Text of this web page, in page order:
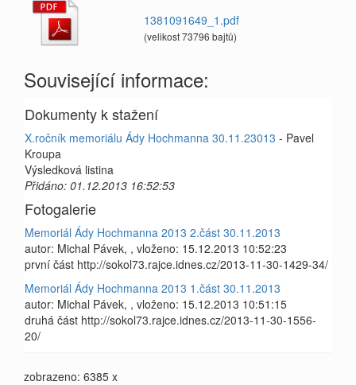
1381091649_1.pdf
(velikost 73796 bajtů)
Související informace:
Dokumenty k stažení
X.ročník memoriálu Ády Hochmanna 30.11.23013 - Pavel
Kroupa
Výsledková listina
Přidáno: 01.12.2013 16:52:53
Fotogalerie
Memoriál Ády Hochmanna 2013 2.část 30.11.2013
autor: Michal Pávek, , vloženo: 15.12.2013 10:52:23
první část http://sokol73.rajce.idnes.cz/2013-11-30-1429-34/
Memoriál Ády Hochmanna 2013 1.část 30.11.2013
autor: Michal Pávek, , vloženo: 15.12.2013 10:51:15
druhá část http://sokol73.rajce.idnes.cz/2013-11-30-1556-
20/
zobrazeno: 6385 x